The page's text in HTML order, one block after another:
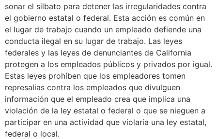
sonar el silbato para detener las irregularidades contra
el gobierno estatal o federal. Esta acción es común en
el lugar de trabajo cuando un empleado defiende una
conducta ilegal en su lugar de trabajo. Las leyes
federales y las leyes de denunciantes de California
protegen a los empleados públicos y privados por igual.
Estas leyes prohíben que los empleadores tomen
represalias contra los empleados que divulguen
información que el empleado crea que implica una
violación de la ley estatal o federal o que se nieguen a
participar en una actividad que violaría una ley estatal,
federal o local.